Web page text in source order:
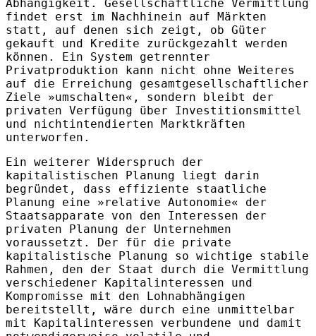
Abhängigkeit. Gesellschaftliche Vermittlung
findet erst im Nachhinein auf Märkten
statt, auf denen sich zeigt, ob Güter
gekauft und Kredite zurückgezahlt werden
können. Ein System getrennter
Privatproduktion kann nicht ohne Weiteres
auf die Erreichung gesamtgesellschaftlicher
Ziele »umschalten«, sondern bleibt der
privaten Verfügung über Investitionsmittel
und nichtintendierten Marktkräften
unterworfen.
Ein weiterer Widerspruch der
kapitalistischen Planung liegt darin
begründet, dass effiziente staatliche
Planung eine »relative Autonomie« der
Staatsapparate von den Inte­ressen der
privaten Planung der Unternehmen
voraussetzt. Der für die private
kapitalistische Planung so wichtige stabile
Rahmen, den der Staat durch die Vermittlung
verschiedener Kapitalinteressen und
Kompromisse mit den Lohnabhängigen
bereitstellt, wäre durch eine unmittelbar
mit Kapitalinteressen verbundene und damit